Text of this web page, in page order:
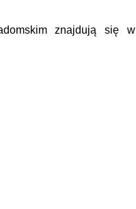
znajdują się w